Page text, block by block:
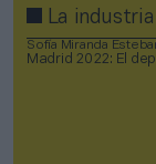
La
Sofía Miranda
Madrid 2022: El